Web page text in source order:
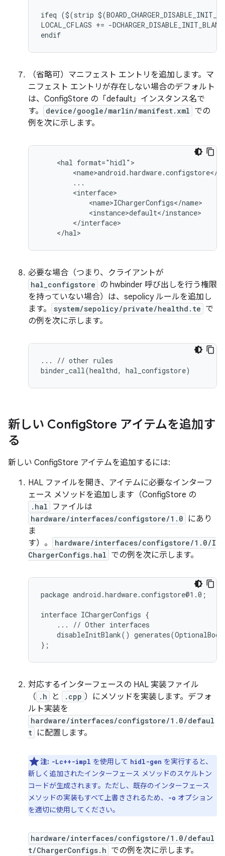
ifeq ($(strip
LOCAL_CFLAGS += -DCHARGER_DISABLE_INIT_BLANK
（省略可）マニフェスト エントリを追加します。マ
ニフェスト エントリが存在しない場合のデフォルト
は、ConfigStore の「default」インスタンス名で
す。
device/google/marlin/manifest.xml での
例を次に示します。
    <hal format="hidl">
<name>android.hardware.configstore</
        ...
        <interface>
            <name>IChargerConfigs</name>
            <instance>default</instance>
        </interface>
必要な場合（つまり、クライアントが
hal_configstore の hwbinder 呼び出しを行う権限
を持っていない場合）は、sepolicy ルールを追加し
ます。
system/sepolicy/private/healthd.te で
の例を次に示します。
... // other rules
新しい ConfigStore アイテムを追加す
る
新しい ConfigStore アイテムを追加するには:
HAL ファイルを開き、アイテムに必要なインターフ
ェース メソッドを追加します（ConfigStore の
.hal ファイルは
hardware/interfaces/configstore/1.0
にあり
ま
す）。
hardware/interfaces/configstore/1.0/I
ChargerConfigs.hal での例を次に示します。
package android.hardware.configstore@1.0;
interface IChargerConfigs {
    ... // Other interfaces
disableInitBlank()
対応するインターフェースの HAL 実装ファイル
（ .h と .cpp ）にメソッドを実装します。デフォ
ルト実装を
hardware/interfaces/configstore/1.0/defaul
t に配置します。
注: -Lc++-impl を使用して hidl-gen を実行すると、
新しく追加されたインターフェース メソッドのスケルトン
コードが生成されます。ただし、既存のインターフェース
メソッドの実装もすべて上書きされるため、
-o オプション
を適切に使用してください。
hardware/interfaces/configstore/1.0/defaul
t/ChargerConfigs.h での例を次に示します。